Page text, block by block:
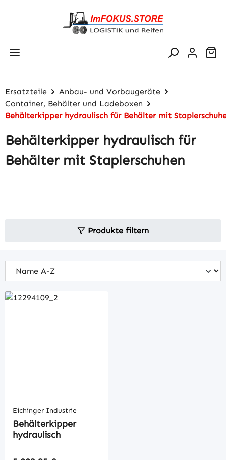
Zum Hauptinhalt springen
Ersatzteile
Anbau- und Vorbaugeräte
Container, Behälter und Ladeboxen
Behälterkipper hydraulisch für Behälter mit
Behälterkipper hydraulisch für
Behälter mit Staplerschuhen
Produkte filtern
Eichinger Industrie
Behälterkipper
hydraulisch